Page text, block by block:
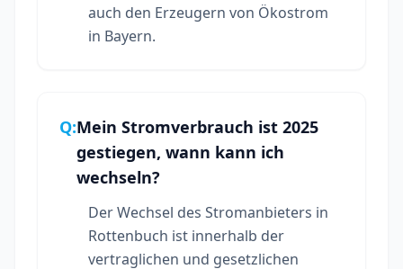
auch den Erzeugern von Ökostrom
in Bayern.
Q:Mein Stromverbrauch ist 2025
gestiegen, wann kann ich
wechseln?
Der Wechsel des Stromanbieters in
Rottenbuch ist innerhalb der
vertraglichen und gesetzlichen